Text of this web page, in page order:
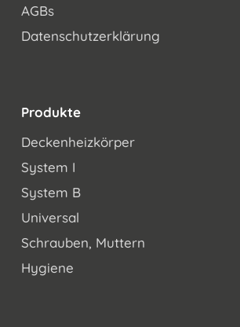
AGBs
Datenschutzerklärung
Produkte
Deckenheizkörper
System I
System B
Universal
Schrauben, Muttern
Hygiene